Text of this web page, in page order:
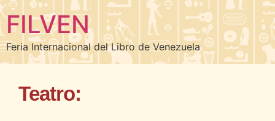
FILVEN
Feria Internacional del Libro de Venezuela
Teatro: